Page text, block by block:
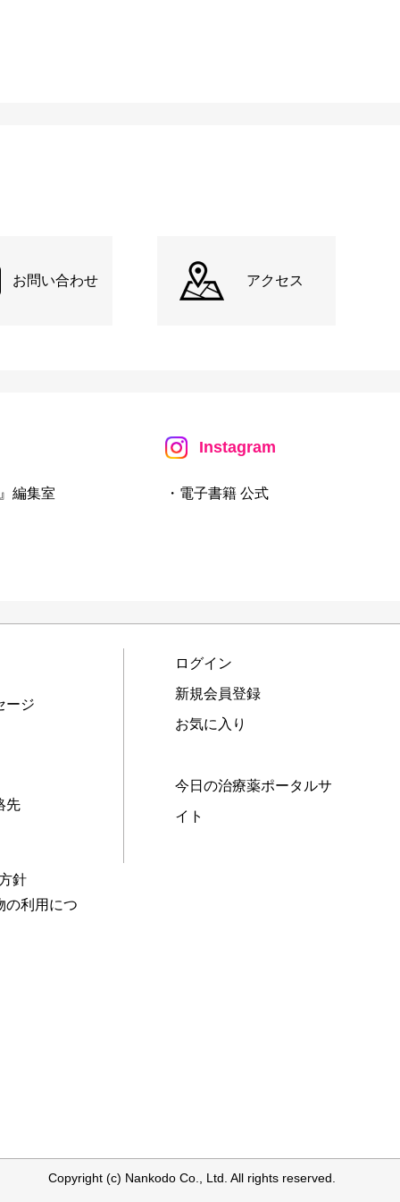
お問い合わせ アクセス
編集室
Instagram
・電子書籍 公式
ージ
先
針
の利用につ
ログイン
新規会員登録
お気に入り
今日の治療薬ポータルサ
イト
Copyright (c) Nankodo Co., Ltd. All rights reserved.